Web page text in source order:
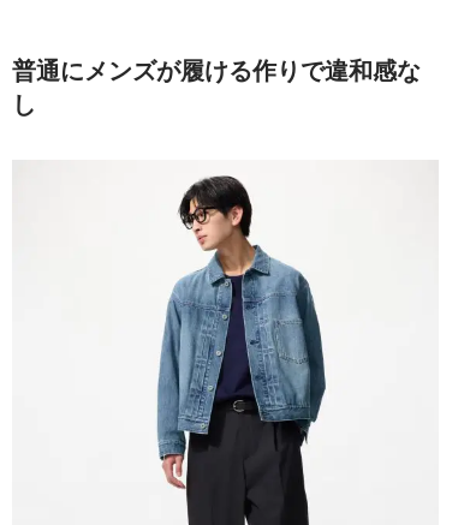
普通にメンズが履ける作りで違和感な
し